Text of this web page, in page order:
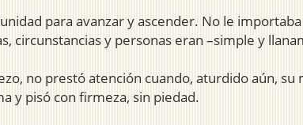
para avanzar y ascender. No le
circunstancias y personas eran –simple y
no prestó atención cuando, aturdido aún,
y pisó con firmeza, sin piedad.